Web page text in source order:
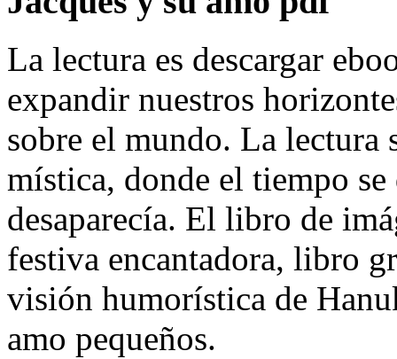
La lectura es descargar
expandir nuestros
sobre el mundo. La lectura
mística, donde el tiempo
desaparecía. El libro de
festiva encantadora, libro
visión humorística de
amo pequeños.